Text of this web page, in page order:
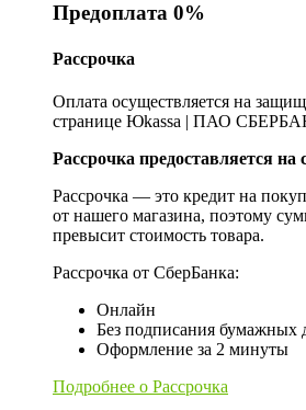
Предоплата 0%
Рассрочка
Оплата осуществляется на
странице Юkassa | ПАО
Рассрочка предоставляется на
Рассрочка — это кредит на
от нашего магазина, поэтому
превысит стоимость товара.
Рассрочка от СберБанка:
Онлайн
Без подписания бумажных
Оформление за 2 минуты
Подробнее о Рассрочка